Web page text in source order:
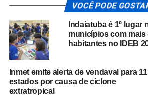
VOCÊ PODE
Indaiatuba é 1º lugar
municípios com mais
habitantes no IDEB
Inmet emite alerta de vendaval para 11
estados por causa de ciclone
extratropical